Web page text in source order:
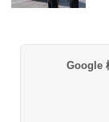
Google